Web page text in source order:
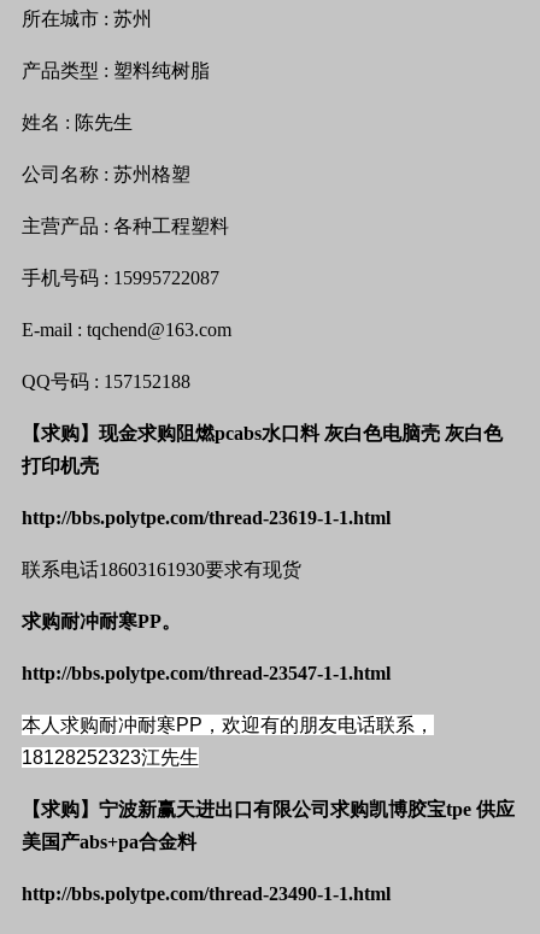
所在城市 : 苏州
产品类型 : 塑料纯树脂
姓名 : 陈先生
公司名称 : 苏州格塑
主营产品 : 各种工程塑料
手机号码 : 15995722087
E-mail : tqchend@163.com
QQ号码 : 157152188
【求购】现金求购阻燃pcabs水口料 灰白色电脑壳 灰白色
打印机壳
http://bbs.polytpe.com/thread-23619-1-1.html
联系电话18603161930要求有现货
求购耐冲耐寒PP。
http://bbs.polytpe.com/thread-23547-1-1.html
本人 求购耐冲耐寒PP ，欢迎有的朋友电话联系，
18128252323江先生
【求购】宁波新赢天进出口有限公司求购凯博胶宝tpe 供应
美国产abs+pa合金料
http://bbs.polytpe.com/thread-23490-1-1.html